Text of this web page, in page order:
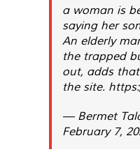
a woman is
saying her
An elderly
the trapped
out, adds
the site.
— Bermet
February 7,